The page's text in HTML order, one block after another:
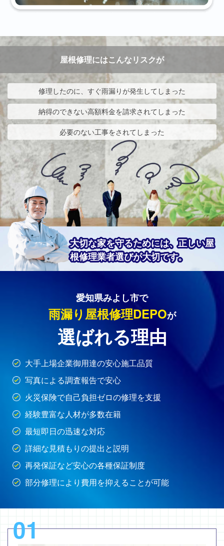
屋根修理にはこんなリスクが
修理したのに、すぐ雨漏りが発生してしまった
納得のできない高額料金を請求されてしまった
必要のない工事をされてしまった
大切な家を守るためには、正しい屋
根修理業者選びが大切です。
愛知県みよし市で
雨漏り屋根修理DEPOが
選ばれる理由
大手上場企業御用達の安心施工品質
写真による調査報告で安心
火災保険で自己負担ゼロの修理を支援
経験豊富な人材が多数在籍
最短即日の迅速な対応
詳細な見積もりの提出と説明
再発保証など安心の各種保証制度
部分修理により費用を抑えることが可能
01